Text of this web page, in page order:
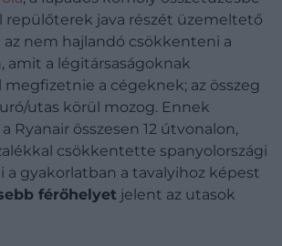
repülőterek java részét üzemeltető
az nem hajlandó csökkenteni a
amit a légitársaságoknak
a cégeknek; az összeg
utas körül mozog. Ennek
Ryanair összesen 12 útvonalon,
csökkentette spanyolországi
a gyakorlatban a tavalyihoz képest
férőhelyet jelent az utasok